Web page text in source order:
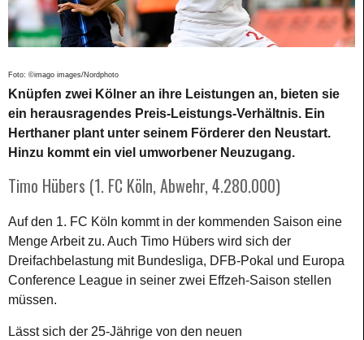
Foto: ©imago images/Nordphoto
Knüpfen zwei Kölner an ihre Leistungen an, bieten sie
ein herausragendes Preis-Leistungs-Verhältnis. Ein
Herthaner plant unter seinem Förderer den Neustart.
Hinzu kommt ein viel umworbener Neuzugang.
Timo Hübers (1. FC Köln, Abwehr, 4.280.000)
Auf den 1. FC Köln kommt in der kommenden Saison eine
Menge Arbeit zu. Auch Timo Hübers wird sich der
Dreifachbelastung mit Bundesliga, DFB-Pokal und Europa
Conference League in seiner zwei Effzeh-Saison stellen
müssen.
Lässt sich der 25-Jährige von den neuen